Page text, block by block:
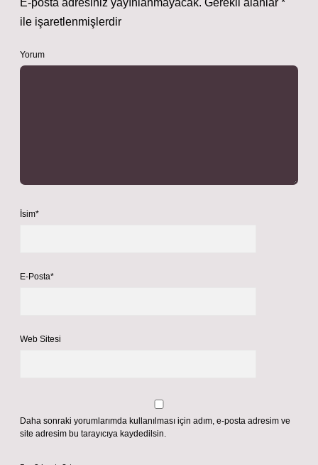
E-posta adresiniz yayınlanmayacak. Gerekli alanlar *
ile işaretlenmişlerdir
Yorum
İsim*
E-Posta*
Web Sitesi
Daha sonraki yorumlarımda kullanılması için adım, e-posta adresim ve
site adresim bu tarayıcıya kaydedilsin.